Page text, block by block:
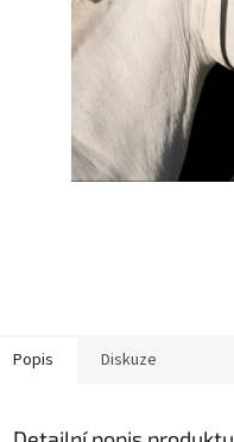
Popis Diskuze